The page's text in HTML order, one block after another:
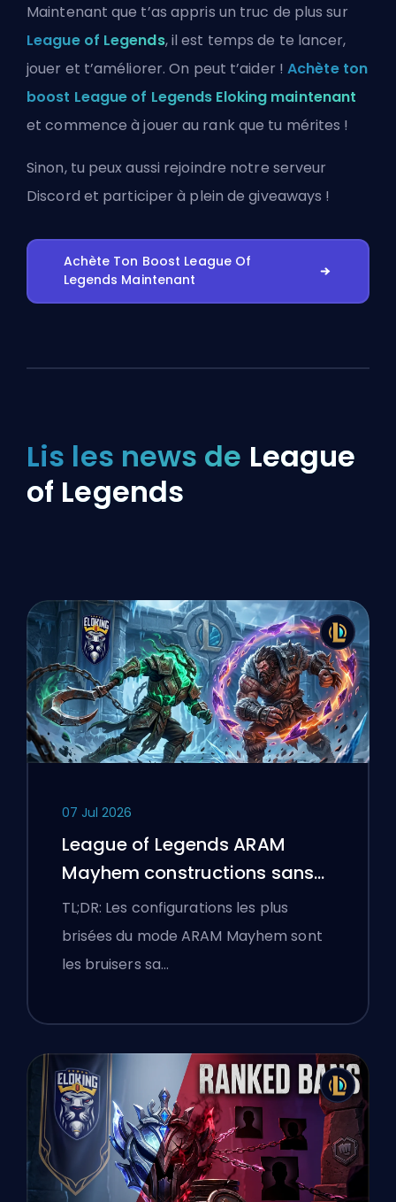
Maintenant que t’as appris un truc de plus sur
League of Legends, il est temps de te lancer,
jouer et t’améliorer. On peut t’aider !Achète ton
boost League of Legends Eloking maintenant
et commence à jouer au rank que tu mérites !
Sinon, tu peux aussi rejoindre notre serveur
Discord et participer à plein de giveaways !
Achète Ton Boost League Of
Legends Maintenant
Lis les news de League
of Legends
07 Jul 2026
League of Legends ARAM
Mayhem constructions sans
bottes
TL;DR: Les configurations les plus
brisées du mode ARAM Mayhem sont
les bruisers sa…